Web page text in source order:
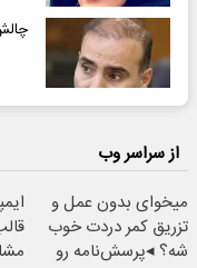
از سراسر وب
میخوای بدون عمل و
تزریق کمر دردت خوب
شه؟ ◂پرسش‌نامه رو